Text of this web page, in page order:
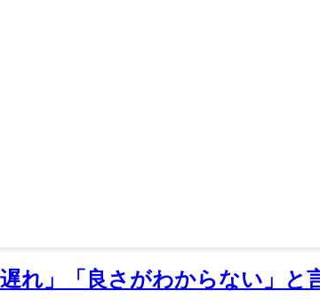
れ」「良さがわからない」と